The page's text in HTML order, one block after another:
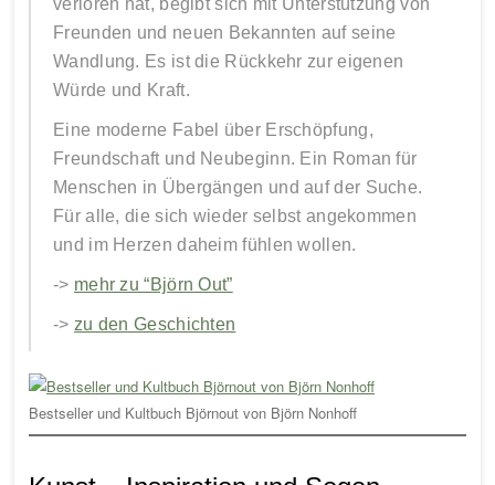
verloren hat, begibt sich mit Unterstützung von
Freunden und neuen Bekannten auf seine
Wandlung. Es ist die Rückkehr zur eigenen
Würde und Kraft.
Eine moderne Fabel über Erschöpfung,
Freundschaft und Neubeginn. Ein Roman für
Menschen in Übergängen und auf der Suche.
Für alle, die sich wieder selbst angekommen
und im Herzen daheim fühlen wollen.
-> mehr zu “Björn Out”
-> zu den Geschichten
Bestseller und Kultbuch Björnout von Björn Nonhoff